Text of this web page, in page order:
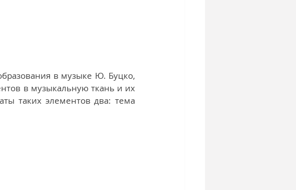
в музыке Ю. Буцко,
в музыкальную ткань и их
таких элементов два: тема